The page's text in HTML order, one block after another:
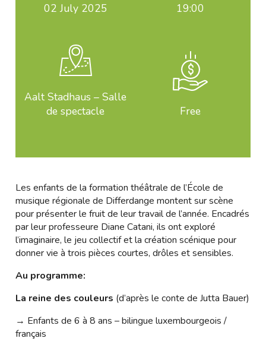
02 July 2025 19:00
Aalt Stadhaus – Salle
de spectacle
Free
Les enfants de la formation théâtrale de l’École de
musique régionale de Differdange montent sur scène
pour présenter le fruit de leur travail de l’année. Encadrés
par leur professeure Diane Catani, ils ont exploré
l’imaginaire, le jeu collectif et la création scénique pour
donner vie à trois pièces courtes, drôles et sensibles.
Au programme:
La reine des couleurs (d’après le conte de Jutta Bauer)
→ Enfants de 6 à 8 ans – bilingue luxembourgeois /
français